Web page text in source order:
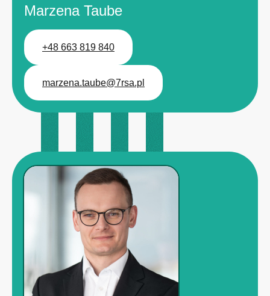
Marzena Taube
+48 663 819 840
marzena.taube@7rsa.pl